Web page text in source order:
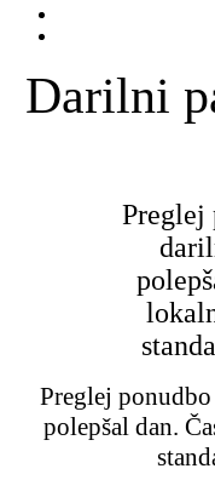
Darilni
Preglej
Preglej
polepšal dan.